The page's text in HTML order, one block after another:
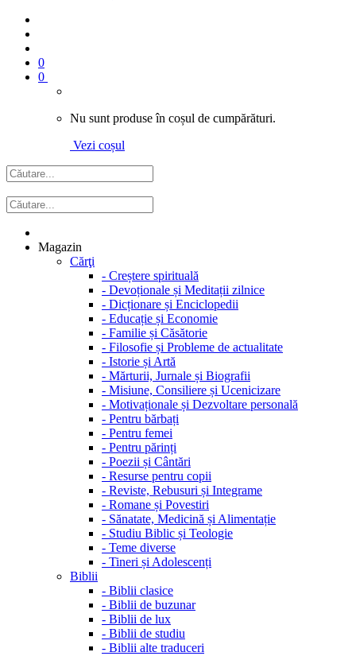
0
0
Nu sunt produse în coșul de cumpărături.
Vezi coșul
Magazin
Cărţi
- Creștere spirituală
- Devoționale și Meditații zilnice
- Dicționare și Enciclopedii
- Educație și Economie
- Familie și Căsătorie
- Filosofie și Probleme de actualitate
- Istorie și Artă
- Mărturii, Jurnale și Biografii
- Misiune, Consiliere și Ucenicizare
- Motivaționale și Dezvoltare personală
- Pentru bărbați
- Pentru femei
- Pentru părinți
- Poezii și Cântări
- Resurse pentru copii
- Reviste, Rebusuri și Integrame
- Romane și Povestiri
- Sănatate, Medicină și Alimentație
- Studiu Biblic și Teologie
- Teme diverse
- Tineri și Adolescenți
Biblii
- Biblii clasice
- Biblii de buzunar
- Biblii de lux
- Biblii de studiu
- Biblii alte traduceri